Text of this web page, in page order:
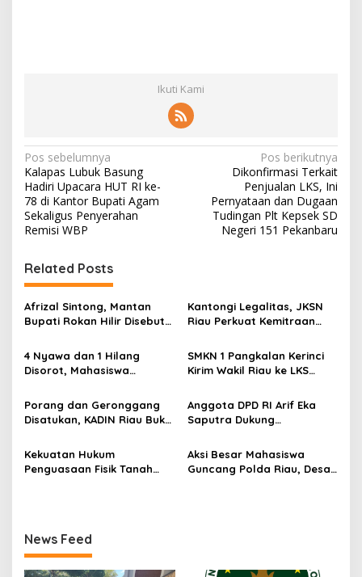
Ikuti Kami
N
a
v
i
a
s
i
o
Pos sebelumnya
Kalapas Lubuk Basung
Hadiri Upacara HUT RI ke-
78 di Kantor Bupati Agam
Sekaligus Penyerahan
Remisi WBP
Pos berikutnya
Dikonfirmasi Terkait
Penjualan LKS, Ini
Pernyataan dan Dugaan
Tudingan Plt Kepsek SD
Negeri 151 Pekanbaru
Related Posts
Afrizal Sintong, Mantan
Bupati Rokan Hilir Disebut
Diterima Kejati, GMPR
Desak Usut Dividen Rp331,7
Kantongi Legalitas, JKSN
Riau Perkuat Kemitraan
Ketahanan Bangsa
4 Nyawa dan 1 Hilang
Disorot, Mahasiswa
Pelindo
SMKN 1 Pangkalan Kerinci
Kirim Wakil Riau ke LKS
Porang dan Geronggang
Disatukan, KADIN Riau Buka
Bengkalis
Anggota DPD RI Arif Eka
Saputra Dukung
Pekanbaru Youth
Kekuatan Hukum
Penguasaan Fisik Tanah
Aksi Besar Mahasiswa
Guncang Polda Riau, Desak
News Feed